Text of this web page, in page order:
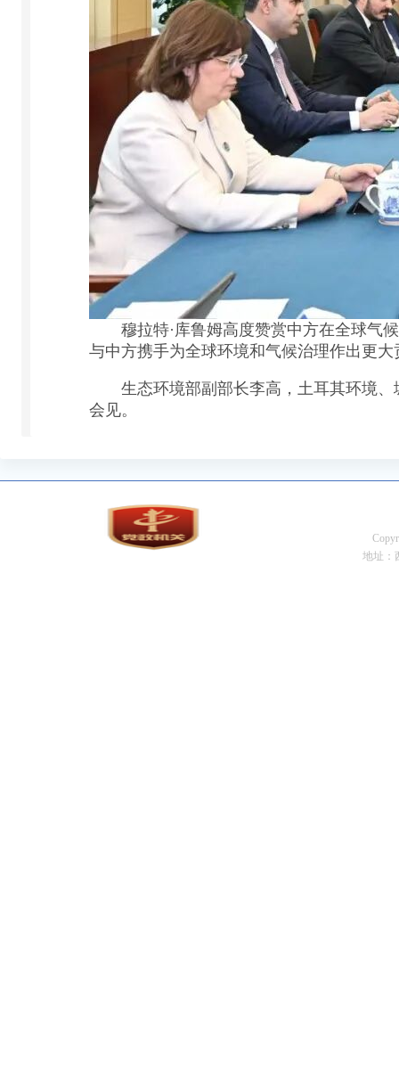
穆拉特·库鲁姆高度赞赏中方在全球气候
与中方携手为全球环境和气候治理作出更大
生态环境部副部长李高，土耳其环境、
会见。
地址：